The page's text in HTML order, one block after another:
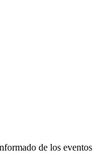
de los eventos